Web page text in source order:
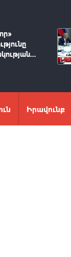
Իրավունք